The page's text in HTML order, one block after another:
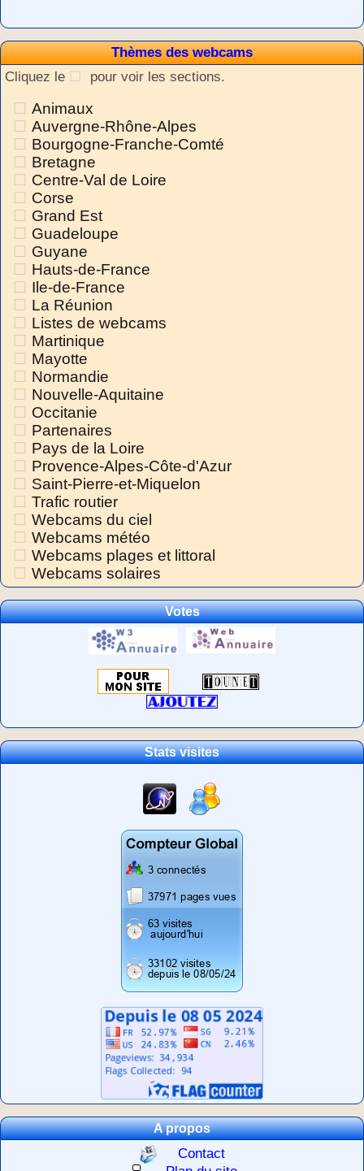
Thèmes des webcams
Cliquez le
pour voir les sections.
Animaux
Auvergne-Rhône-Alpes
Bourgogne-Franche-Comté
Bretagne
Centre-Val de Loire
Corse
Grand Est
Guadeloupe
Guyane
Hauts-de-France
Ile-de-France
La Réunion
Listes de webcams
Martinique
Mayotte
Normandie
Nouvelle-Aquitaine
Occitanie
Partenaires
Pays de la Loire
Provence-Alpes-Côte-d'Azur
Saint-Pierre-et-Miquelon
Trafic routier
Webcams du ciel
Webcams météo
Webcams plages et littoral
Webcams solaires
Votes
Stats visites
A propos
Contact